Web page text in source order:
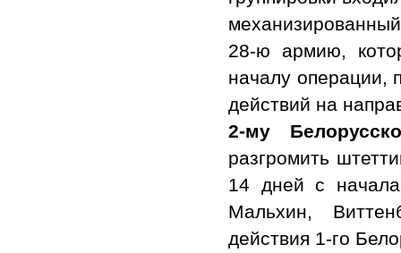
28-ю армию,
началу операции,
действий на
2-му
разгромить
14 дней с
Мальхин,
действия 1-го